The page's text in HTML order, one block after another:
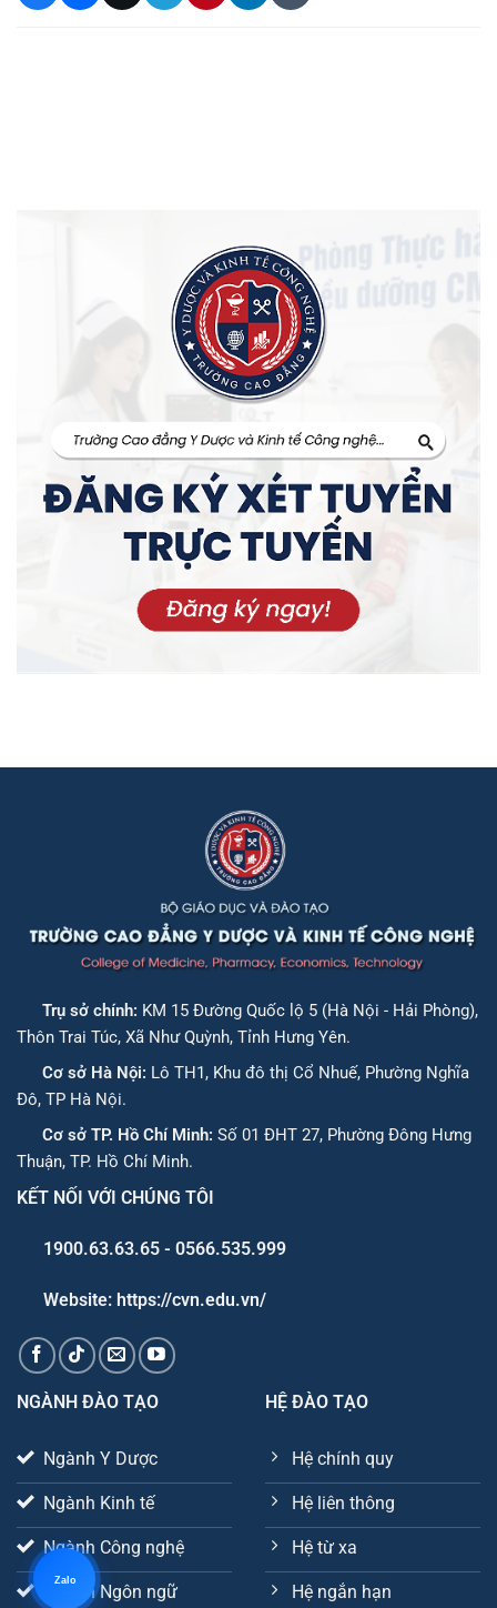
Trụ sở chính: KM 15 Đường Quốc lộ 5 (Hà Nội - Hải Phòng),
Thôn Trai Túc, Xã Như Quỳnh, Tỉnh Hưng Yên.
Cơ sở Hà Nội: Lô TH1, Khu đô thị Cổ Nhuế, Phường Nghĩa
Đô, TP Hà Nội.
Cơ sở TP. Hồ Chí Minh: Số 01 ĐHT 27, Phường Đông Hưng
Thuận, TP. Hồ Chí Minh.
KẾT NỐI VỚI CHÚNG TÔI
1900.63.63.65 - 0566.535.999
Website: https://cvn.edu.vn/
NGÀNH ĐÀO TẠO
Ngành Y Dược
Ngành Kinh tế
Ngành Công nghệ
Ngành Ngôn ngữ
HỆ ĐÀO TẠO
Hệ chính quy
Hệ liên thông
Hệ từ xa
Hệ ngắn hạn
Zalo